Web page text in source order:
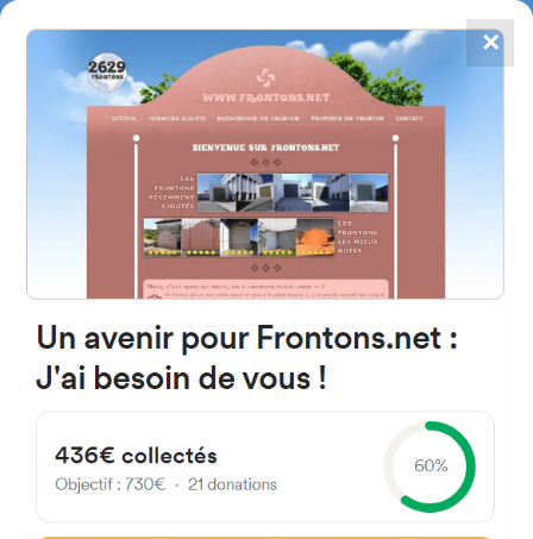
FRONTONS.NET
BUSCAR UN FRONTÓN
AÑADIR UN FRONTÓN
4784
frontones
19250 Sigüenza, Guadalajara
Camino Viejo 18P España
✕